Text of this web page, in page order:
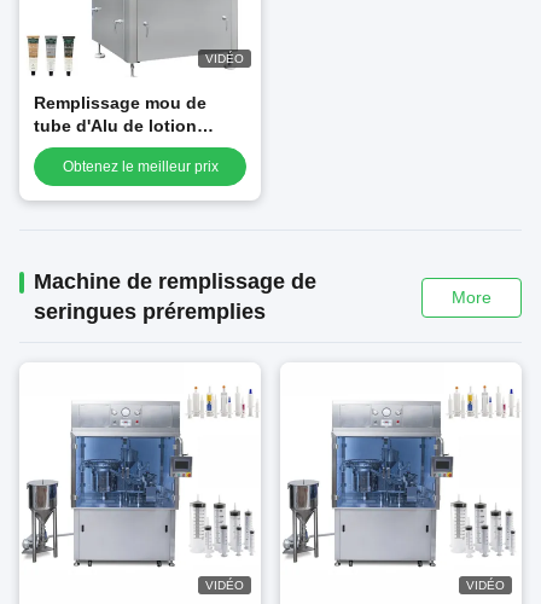
VIDÉO
Remplissage mou de
tube d'Alu de lotion
crème cosmétique
automatique et fabricant
Obtenez le meilleur prix
Machine de remplissage de
seringues préremplies
More
VIDÉO VIDÉO